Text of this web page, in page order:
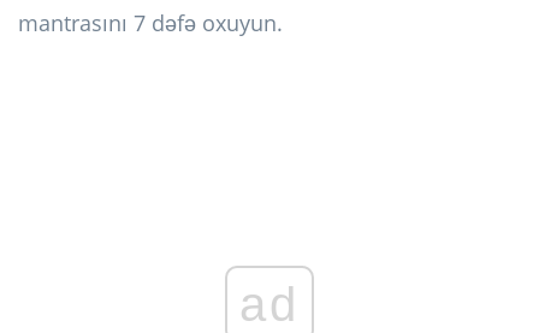
mantrasını 7 dəfə oxuyun.
ad